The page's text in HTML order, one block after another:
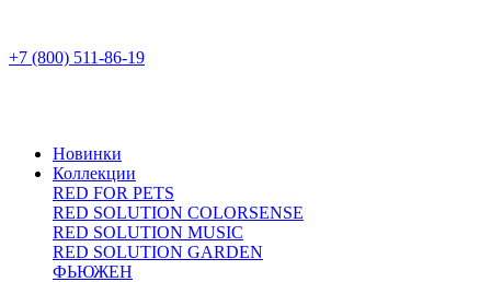
+7 (800) 511-86-19
Новинки
Коллекции
RED FOR PETS
RED SOLUTION COLORSENSE
RED SOLUTION MUSIC
RED SOLUTION GARDEN
ФЬЮЖЕН